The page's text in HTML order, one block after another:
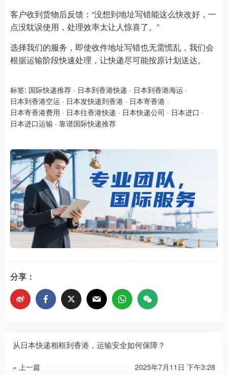
客户收到货物后反馈：“没想到地址写错能这么快改好，一
点没耽误使用，处理效率太让人惊喜了。”​
选择我们的服务，即使收件地址写错也无需慌乱，我们会
根据运输阶段快速处理，让快递尽可能按原计划送达。
标签: 国际快递推荐 · 日本到香港快递 · 日本到香港海运 ·
日本到香港空运 · 日本发快递到香港 · 日本寄香港 ·
日本寄香港费用 · 日本往香港快递 · 日本快递公司 · 日本进口 ·
日本进口运输 · 靠谱国际快递推荐
分享：
从日本快递相框到香港，运输安全如何保障？
« 上一篇 2025年7月11日 下午3:28